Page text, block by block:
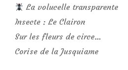
La volucelle transparente
Insecte : Le Clairon
Sur les fleurs de circe…
Corise de la Jusquiame